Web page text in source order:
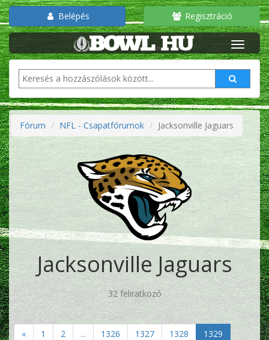
Belépés Regisztráció
Fórum NFL - Csapatfórumok Jacksonville Jaguars
Jacksonville Jaguars
32 feliratkozó
« 1 2 ... 1326 1327 1328
1329